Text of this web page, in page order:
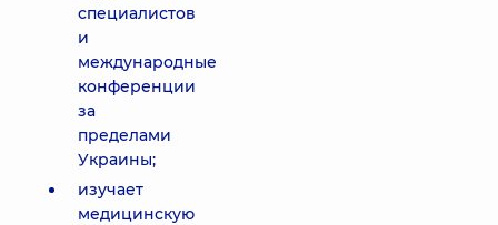
специалистов
и
международные
конференции
за
пределами
Украины;
изучает
медицинскую